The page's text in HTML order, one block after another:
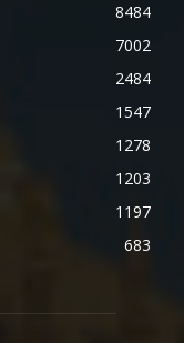
8484
7002
2484
1547
1278
1203
1197
683